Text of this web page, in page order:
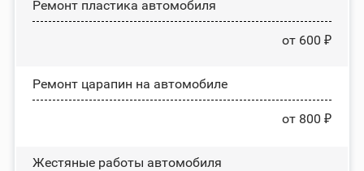
Ремонт пластика автомобиля
от 600 ₽
Ремонт царапин на автомобиле
от 800 ₽
Жестяные работы автомобиля